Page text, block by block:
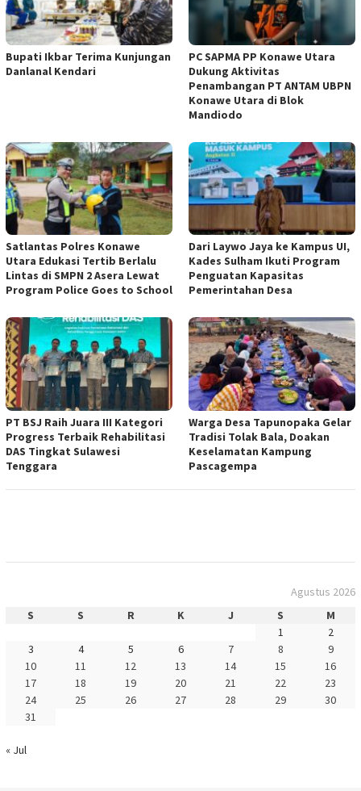
Bupati Ikbar Terima Kunjungan
Danlanal Kendari
PC SAPMA PP Konawe Utara
Dukung Aktivitas
Penambangan PT ANTAM UBPN
Konawe Utara di Blok
Mandiodo
Satlantas Polres Konawe
Utara Edukasi Tertib Berlalu
Lintas di SMPN 2 Asera Lewat
Program Police Goes to School
Dari Laywo Jaya ke Kampus UI,
Kades Sulham Ikuti Program
Penguatan Kapasitas
Pemerintahan Desa
PT BSJ Raih Juara III Kategori
Progress Terbaik Rehabilitasi
DAS Tingkat Sulawesi
Tenggara
Warga Desa Tapunopaka Gelar
Tradisi Tolak Bala, Doakan
Keselamatan Kampung
Pascagempa
Agustus 2026
S
S R K J S
M
1
2
3
4 5 6 7 8
9
10
11 12 13 14 15
16
17
18 19 20 21 22
23
24
25 26 27 28 29
30
31
« Jul